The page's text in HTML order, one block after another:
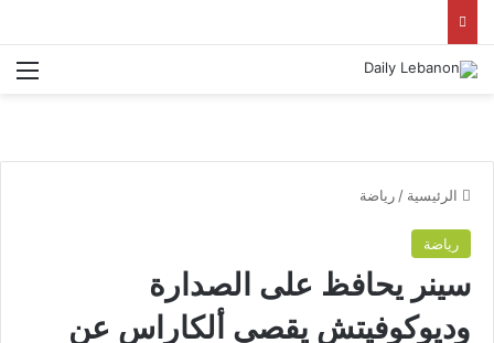
الرئيسية / رياضة
رياضة
سينر يحافظ على الصدارة
وديوكوفيتش يقصي ألكاراس عن